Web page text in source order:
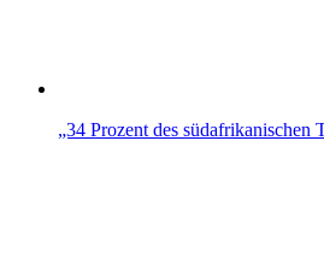
„34 Prozent des